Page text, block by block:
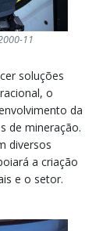
11
soluções
o
da
de mineração.
diversos
a criação
e o setor.